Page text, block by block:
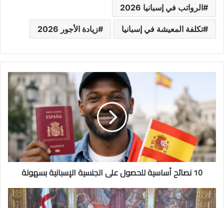
الرواتب في إسبانيا 2026
تكلفة المعيشة في إسبانيا زيادة الأجور 2026
10 نصائح أساسية للحصول على الجنسية الإسبانية بسهولة